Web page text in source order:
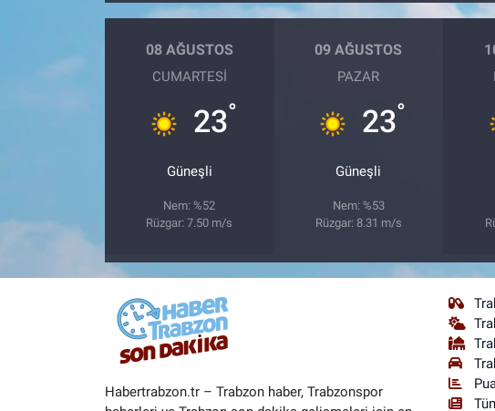
08 AĞUSTOS
CUMARTESI
23°
Güneşli
Nem: %52
Rüzgar: 7.50 m/s
09 AĞUSTOS
PAZAR
23°
Güneşli
Nem: %53
Rüzgar: 8.31 m/s
Habertrabzon.tr – Trabzon haber, Trabzonspor